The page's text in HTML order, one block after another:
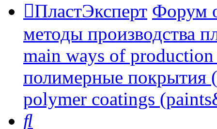
ПластЭксперт Форум
методы производства
main ways of
полимерные покрытия
polymer coatings